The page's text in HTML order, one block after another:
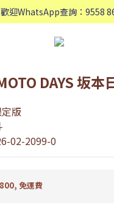
歡迎WhatsApp查詢：9558
歡迎WhatsApp查詢：9558
享：🛍購物滿💰HK$800，
DAYS 坂本
版
02-2099-0
免運費